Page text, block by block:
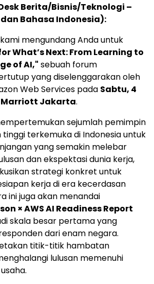
Berita/Bisnis/Teknologi –
Bahasa Indonesia):
mengundang Anda untuk
What’s Next: From Learning to
of AI," sebuah forum
yang diselenggarakan oleh
Web Services pada Sabtu, 4
Marriott Jakarta.
sejumlah pemimpin
terkemuka di Indonesia untuk
yang semakin melebar
dan ekspektasi dunia kerja,
strategi konkret untuk
kerja di era kecerdasan
ini juga akan menandai
× AWS AI Readiness Report
skala besar pertama yang
dari enam negara.
titik-titik hambatan
lulusan memenuhi